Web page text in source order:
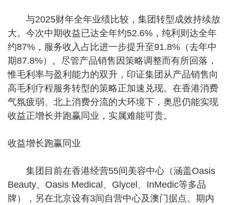
与2025财年全年业绩比较，集团转型成效持续放
大。今次中期收益已达全年约52.6%，纯利则达全年
约87%，服务收入占比进一步提升至91.8%（去年中
期87.8%）。尽管产品销售因策略调整而有所回落，
惟毛利率与盈利能力的双升，印证集团从产品销售向
高毛利疗程服务转型的策略正加速兑现。在香港消费
气氛疲弱、北上消费分流的大环境下，奥思仍能实现
收益正增长并跑赢同业，实属难能可贵。
收益增长跑赢同业
集团目前在香港经营55间美容中心（涵盖Oasis
Beauty、Oasis Medical、Glycel、InMedic等多品
牌），另在北京设有3间自营中心及澳门据点。期内